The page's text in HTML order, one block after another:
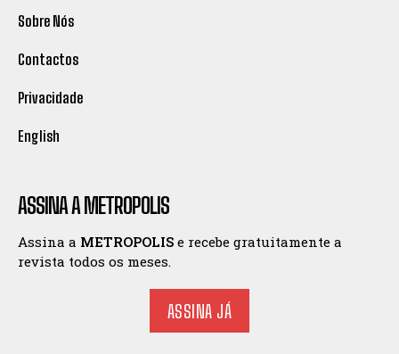
Sobre Nós
Contactos
Privacidade
English
ASSINA A METROPOLIS
Assina a METROPOLIS e recebe gratuitamente a
revista todos os meses.
ASSINA JÁ